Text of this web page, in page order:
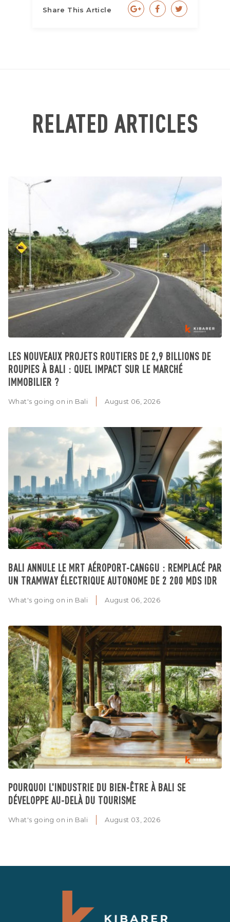
Share This Article
RELATED ARTICLES
LES NOUVEAUX PROJETS ROUTIERS DE 2,9 BILLIONS DE
ROUPIES À BALI : QUEL IMPACT SUR LE MARCHÉ
IMMOBILIER ?
What's going on in Bali August 06, 2026
BALI ANNULE LE MRT AÉROPORT-CANGGU : REMPLACÉ PAR
UN TRAMWAY ÉLECTRIQUE AUTONOME DE 2 200 MDS IDR
What's going on in Bali August 06, 2026
POURQUOI L'INDUSTRIE DU BIEN-ÊTRE À BALI SE
DÉVELOPPE AU-DELÀ DU TOURISME
What's going on in Bali August 03, 2026